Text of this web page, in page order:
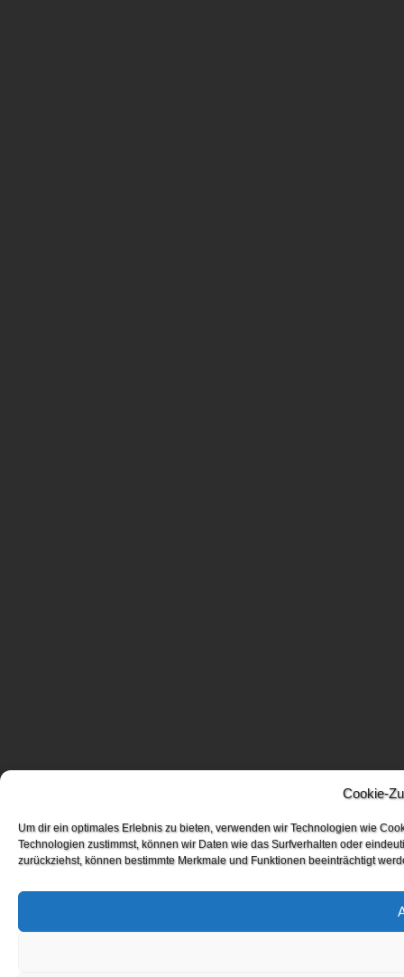
Cookie-
Um dir ein optimales Erlebnis zu bieten, verwenden wir Technologien wie
Technologien zustimmst, können wir Daten wie das Surfverhalten oder
zurückziehst, können bestimmte Merkmale und Funktionen beeinträchtigt